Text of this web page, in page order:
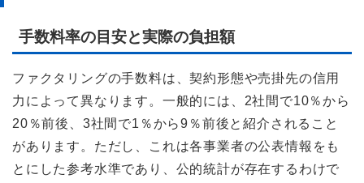
手数料率の目安と実際の負担額
ファクタリングの手数料は、契約形態や売掛先の信用
力によって異なります。一般的には、2社間で10％から
20％前後、3社間で1％から9％前後と紹介されること
があります。ただし、これは各事業者の公表情報をも
とにした参考水準であり、公的統計が存在するわけで